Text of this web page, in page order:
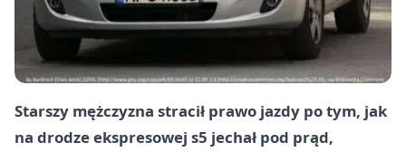
Starszy mężczyzna stracił prawo jazdy po tym, jak
na drodze ekspresowej s5 jechał pod prąd,